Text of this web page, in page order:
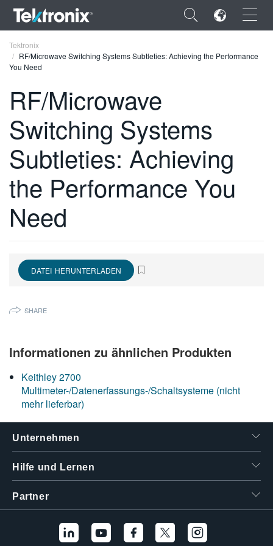
×
ENGLISH
FRANÇAIS
DEUTSCH
VIỆT NAM
简体中文
한국어
繁體中文
Tektronix
RF/Microwave Switching Systems Subtleties: Achieving the Performance
You Need
RF/Microwave
Switching Systems
Subtleties: Achieving
the Performance You
Need
DATEI HERUNTERLADEN
SHARE
Informationen zu ähnlichen Produkten
Keithley 2700
Multimeter-/Datenerfassungs-/Schaltsysteme (nicht
mehr lieferbar)
Unternehmen
Hilfe und Lernen
Partner